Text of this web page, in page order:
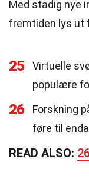
Med stadig nye
fremtiden lys ut
25
Virtuelle
populære
26 Forskning
føre til
READ ALSO: